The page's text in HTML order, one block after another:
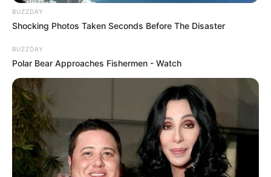
BUZZDAY
Shocking Photos Taken Seconds Before The Disaster
BUZZDAY
Polar Bear Approaches Fishermen - Watch